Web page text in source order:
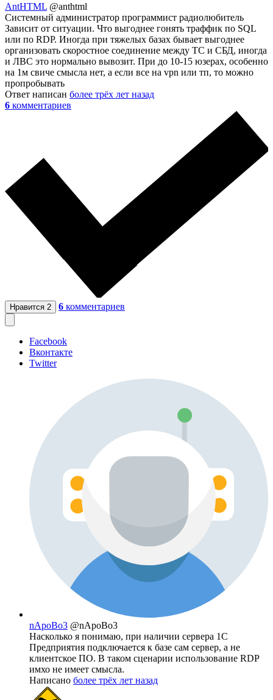
AntHTML @anthtml
Системный администратор программист радиолюбитель
Зависит от ситуации. Что выгоднее гонять траффик по SQL
или по RDP. Иногда при тяжелых базах бывает выгоднее
организовать скоростное соединение между ТС и СБД, иногда
и ЛВС это нормально вывозит. При до 10-15 юзерах, особенно
на 1м свиче смысла нет, а если все на vpn или тп, то можно
пропробывать
Ответ написан более трёх лет назад
6 комментариев
Нравится 2 6 комментариев
Facebook
Вконтакте
Twitter
nApoBo3 @nApoBo3
Насколько я понимаю, при наличии сервера 1С
Предприятия подключается к базе сам сервер, а не
клиентское ПО. В таком сценарии использование RDP
имхо не имеет смысла.
Написано более трёх лет назад